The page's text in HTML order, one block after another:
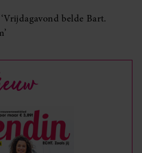
belde Bart.